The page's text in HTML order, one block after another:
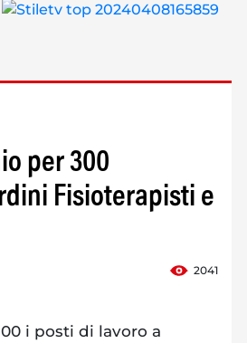
per 300
Fisioterapisti e
2041
i posti di lavoro a